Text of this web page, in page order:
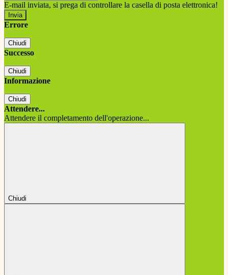
E-mail inviata, si prega di controllare la casella di posta elettronica!
Errore
Chiudi
Successo
Chiudi
Informazione
Chiudi
Attendere...
Attendere il completamento dell'operazione...
Chiudi